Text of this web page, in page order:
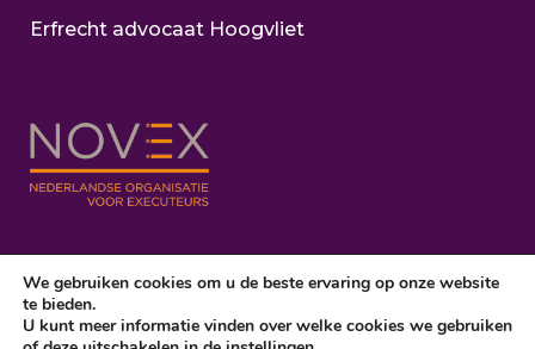
Erfrecht advocaat Hoogvliet
Copyright © 2024 VR-Advocatuur
We gebruiken cookies om u de beste ervaring op onze website
te bieden.
U kunt meer informatie vinden over welke cookies we gebruiken